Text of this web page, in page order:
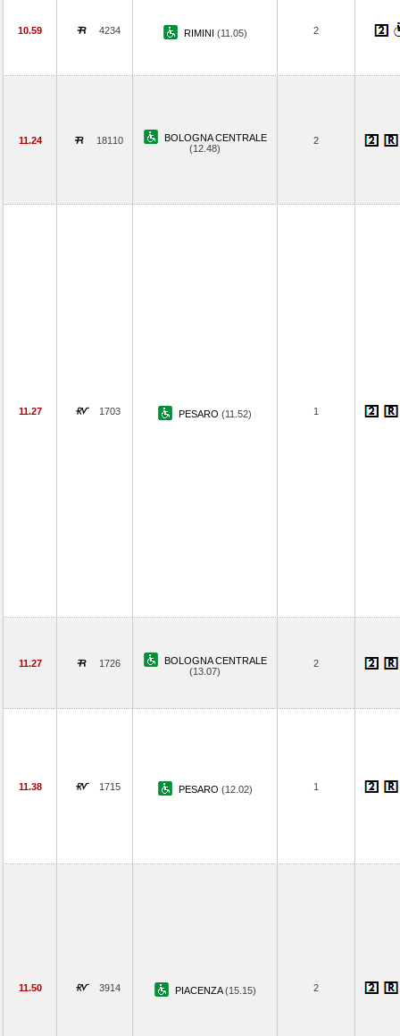
10.59 4234 RIMINI (11.05) 2
11.24 18110
BOLOGNA CENTRALE
(12.48)
2
11.27 1703 PESARO (11.52) 1
11.27 1726
BOLOGNA CENTRALE
(13.07)
2
11.38 1715 PESARO (12.02) 1
11.50 3914 PIACENZA(15.15) 2